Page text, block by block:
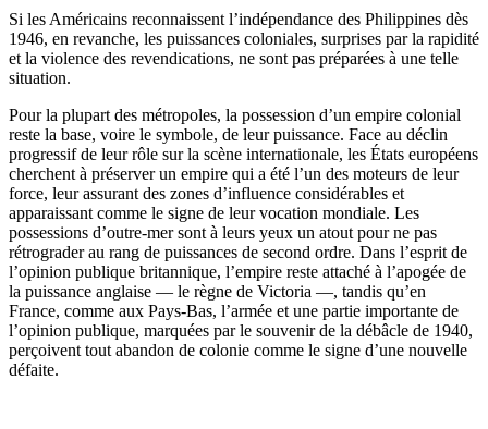
Si les Américains reconnaissent l’indépendance des Philippines dès
1946, en revanche, les puissances coloniales, surprises par la rapidité
et la violence des revendications, ne sont pas préparées à une telle
situation.
Pour la plupart des métropoles, la possession d’un empire colonial
reste la base, voire le symbole, de leur puissance. Face au déclin
progressif de leur rôle sur la scène internationale, les États européens
cherchent à préserver un empire qui a été l’un des moteurs de leur
force, leur assurant des zones d’influence considérables et
apparaissant comme le signe de leur vocation mondiale. Les
possessions d’outre-mer sont à leurs yeux un atout pour ne pas
rétrograder au rang de puissances de second ordre. Dans l’esprit de
l’opinion publique britannique, l’empire reste attaché à l’apogée de
la puissance anglaise — le règne de Victoria —, tandis qu’en
France, comme aux Pays-Bas, l’armée et une partie importante de
l’opinion publique, marquées par le souvenir de la débâcle de 1940,
perçoivent tout abandon de colonie comme le signe d’une nouvelle
défaite.